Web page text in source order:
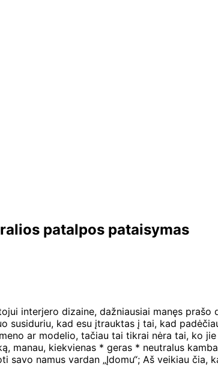
patalpos pataisymas
interjero dizaine, dažniausiai manęs
susiduriu, kad esu įtrauktas į tai, kad
ar modelio, tačiau tai tikrai nėra tai, ko
manau, kiekvienas * geras * neutralus
savo namus vardan „Įdomu“; Aš veikiau